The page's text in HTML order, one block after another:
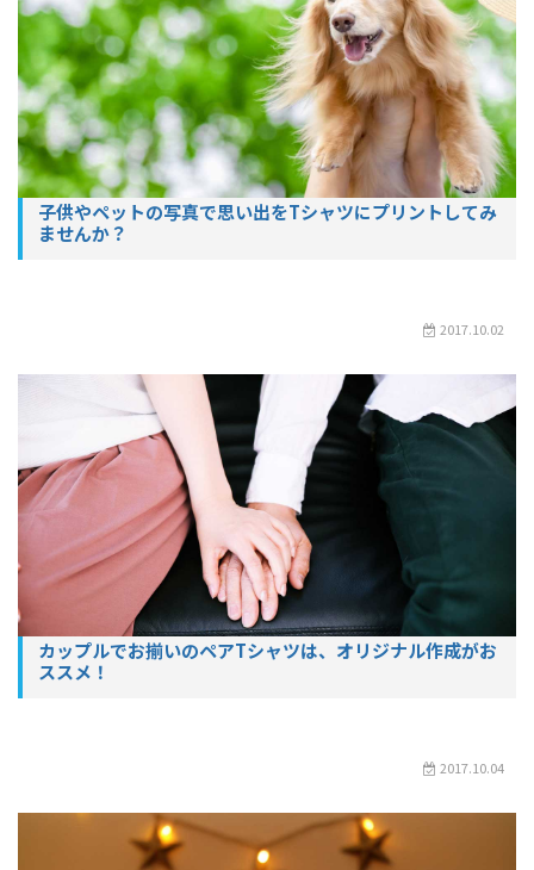
子供やペットの写真で思い出をTシャツにプリントしてみ
ませんか？
2017.10.02
カップルでお揃いのペアTシャツは、オリジナル作成がお
ススメ！
2017.10.04